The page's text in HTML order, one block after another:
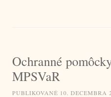
Ochranné
MPSVaR
PUBLIKOVANÉ 10. DECEMBRA